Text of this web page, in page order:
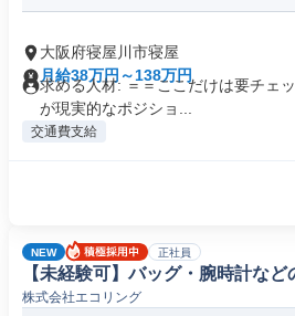
大阪府寝屋川市寝屋
月給38万円～138万円
求める人材: ＝＝ここだけは要チェ
が現実的なポジショ...
交通費支給
NEW 正社員
【未経験可】バッグ・腕時計な
株式会社エコリング